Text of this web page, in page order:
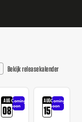
Bekijk releasekalender
AUG
08
Coming
soon
AUG
15
Coming
soon